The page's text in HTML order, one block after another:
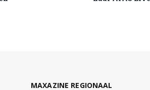
MAXAZINE REGIONAAL